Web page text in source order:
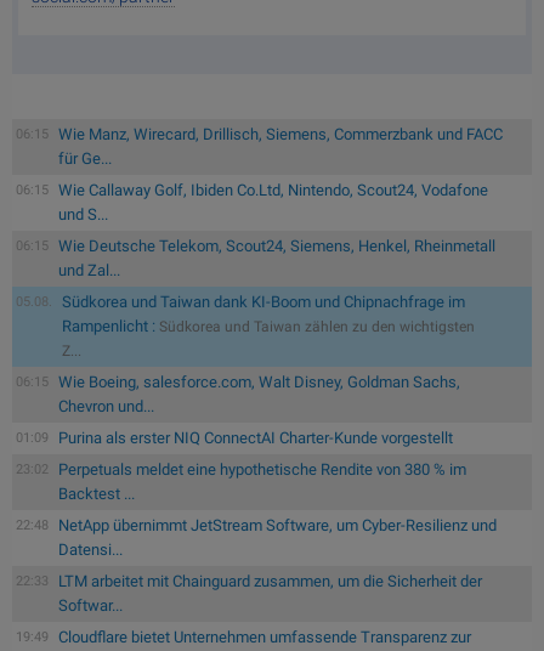
06:15
Wie Manz, Wirecard, Drillisch, Siemens, Commerzbank und FACC
für Ge...
06:15
Wie Callaway Golf, Ibiden Co.Ltd, Nintendo, Scout24, Vodafone
und S...
06:15
Wie Deutsche Telekom, Scout24, Siemens, Henkel, Rheinmetall
und Zal...
05.08.
Südkorea und Taiwan dank KI-Boom und Chipnachfrage im
Rampenlicht : Südkorea und Taiwan zählen zu den wichtigsten
Z...
06:15
Wie Boeing, salesforce.com, Walt Disney, Goldman Sachs,
Chevron und...
01:09 Purina als erster NIQ ConnectAI Charter-Kunde vorgestellt
23:02
Perpetuals meldet eine hypothetische Rendite von 380 % im
Backtest ...
22:48
NetApp übernimmt JetStream Software, um Cyber-Resilienz und
Datensi...
22:33
LTM arbeitet mit Chainguard zusammen, um die Sicherheit der
Softwar...
19:49
Cloudflare bietet Unternehmen umfassende Transparenz zur